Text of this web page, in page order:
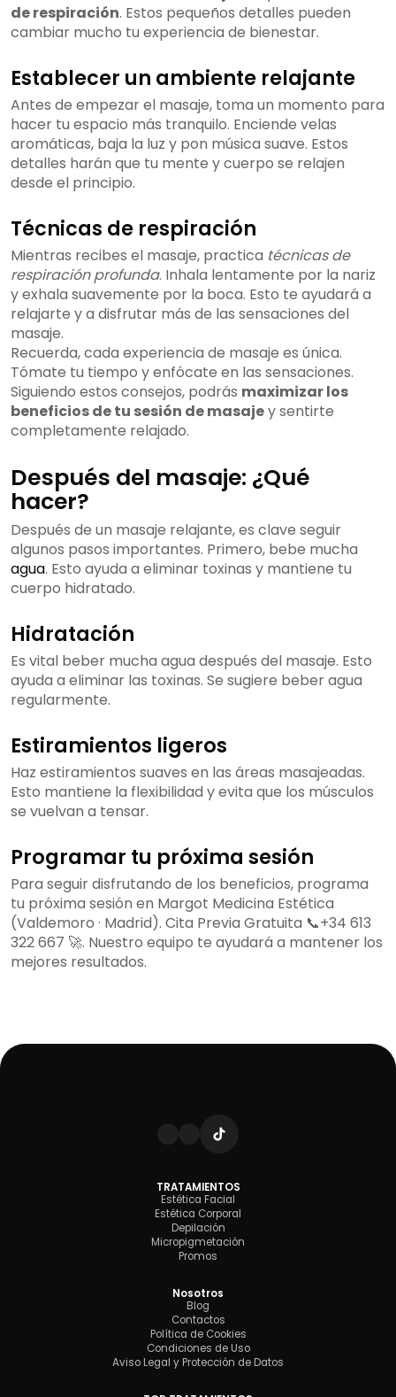
de respiración. Estos pequeños detalles pueden
cambiar mucho tu experiencia de bienestar.
Establecer un ambiente relajante
Antes de empezar el masaje, toma un momento para
hacer tu espacio más tranquilo. Enciende velas
aromáticas, baja la luz y pon música suave. Estos
detalles harán que tu mente y cuerpo se relajen
desde el principio.
Técnicas de respiración
Mientras recibes el masaje, practica técnicas de
respiración profunda. Inhala lentamente por la nariz
y exhala suavemente por la boca. Esto te ayudará a
relajarte y a disfrutar más de las sensaciones del
masaje.
Recuerda, cada experiencia de masaje es única.
Tómate tu tiempo y enfócate en las sensaciones.
Siguiendo estos consejos, podrás maximizar los
beneficios de tu sesión de masajey sentirte
completamente relajado.
Después del masaje: ¿Qué
hacer?
Después de un masaje relajante, es clave seguir
algunos pasos importantes. Primero, bebe mucha
agua. Esto ayuda a eliminar toxinas y mantiene tu
cuerpo hidratado.
Hidratación
Es vital beber mucha agua después del masaje. Esto
ayuda a eliminar las toxinas. Se sugiere beber agua
regularmente.
Estiramientos ligeros
Haz estiramientos suaves en las áreas masajeadas.
Esto mantiene la flexibilidad y evita que los músculos
se vuelvan a tensar.
Programar tu próxima sesión
Para seguir disfrutando de los beneficios, programa
tu próxima sesión en Margot Medicina Estética
(Valdemoro · Madrid). Cita Previa Gratuita 📞+34 613
322 667 🚀. Nuestro equipo te ayudará a mantener los
mejores resultados.
TRATAMIENTOS
Estética Facial
Estética Corporal
Depilación
Micropigmetación
Promos
Nosotros
Blog
Contactos
Política de Cookies
Condiciones de Uso
Aviso Legal y Protección de Datos